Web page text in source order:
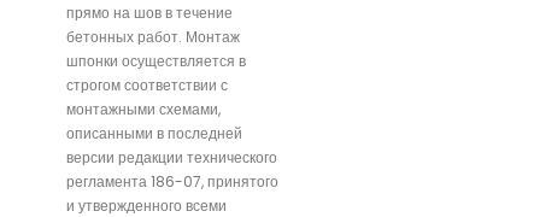
прямо на шов в течение
бетонных работ. Монтаж
шпонки осуществляется в
строгом соответствии с
монтажными схемами,
описанными в последней
версии редакции технического
регламента 186-07, принятого
и утвержденного всеми